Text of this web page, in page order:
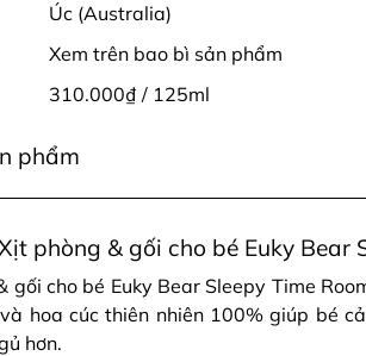
Úc (Australia)
Xem trên bao bì sản phẩm
310.000₫ / 125ml
phẩm
phòng & gối cho bé Euky Bear
gối cho bé Euky Bear Sleepy Time
hoa cúc thiên nhiên 100% giúp bé
hơn.